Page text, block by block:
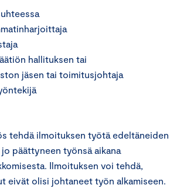
hallituksen tai
jäsen tai toimitusjohtaja
tehdä ilmoituksen työtä edeltäneiden
päättyneen työnsä aikana
Ilmoituksen voi tehdä,
eivät olisi johtaneet työn alkamiseen.